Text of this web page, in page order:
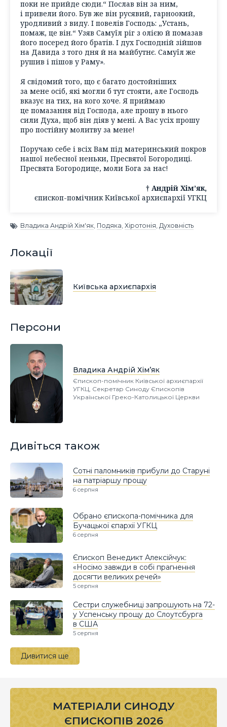
поки не прийде сюди.“ Послав він за ним,
і привели його. Був же він русявий, гарноокий,
уродливий з виду. І повелів Господь: „Устань,
помаж, це він.“ Узяв Самуїл ріг з олією й помазав
його посеред його братів. І дух Господній зійшов
на Давида з того дня й на майбутнє. Самуїл же
рушив і пішов у Раму».
Я свідомий того, що є багато достойніших
за мене осіб, які могли б тут стояти, але Господь
вказує на тих, на кого хоче. Я приймаю
це помазання від Господа, але прошу в нього
сили Духа, щоб він діяв у мені. А Вас усіх прошу
про постійну молитву за мене!
Поручаю себе і всіх Вам під материнський покров
нашої небесної неньки, Пресвятої Богородиці.
Пресвята Богородице, моли Бога за нас!
† Андрій Хім’як,
єпископ-помічник Київської архиєпархії УГКЦ
Владика Андрій Хім'як, Подяка, Хіротонія, Духовність
Локації
Київська архиєпархія
Персони
Владика Андрій Хім’як
Єпископ-помічник Київської архиєпархії
УГКЦ, Секретар Синоду Єпископів
Української Греко-Католицької Церкви
Дивіться також
Сотні паломників прибули до Старуні
на патріаршу прощу
6 серпня
Обрано єпископа-помічника для
Бучацької єпархії УГКЦ
6 серпня
Єпископ Венедикт Алексійчук:
«Носімо завжди в собі прагнення
досягти великих речей»
5 серпня
Сестри служебниці запрошують на 72-
у Успенську прощу до Слоутсбурга
в США
5 серпня
Дивитися ще
МАТЕРІАЛИ СИНОДУ
ЄПИСКОПІВ 2026